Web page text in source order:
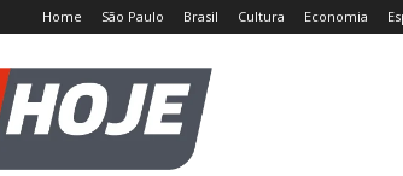
Home São Paulo Brasil Cultura Economia